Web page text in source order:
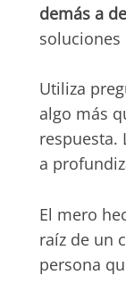
demás a
Utiliza
algo más
respuesta.
a
El mero
raíz de un
persona